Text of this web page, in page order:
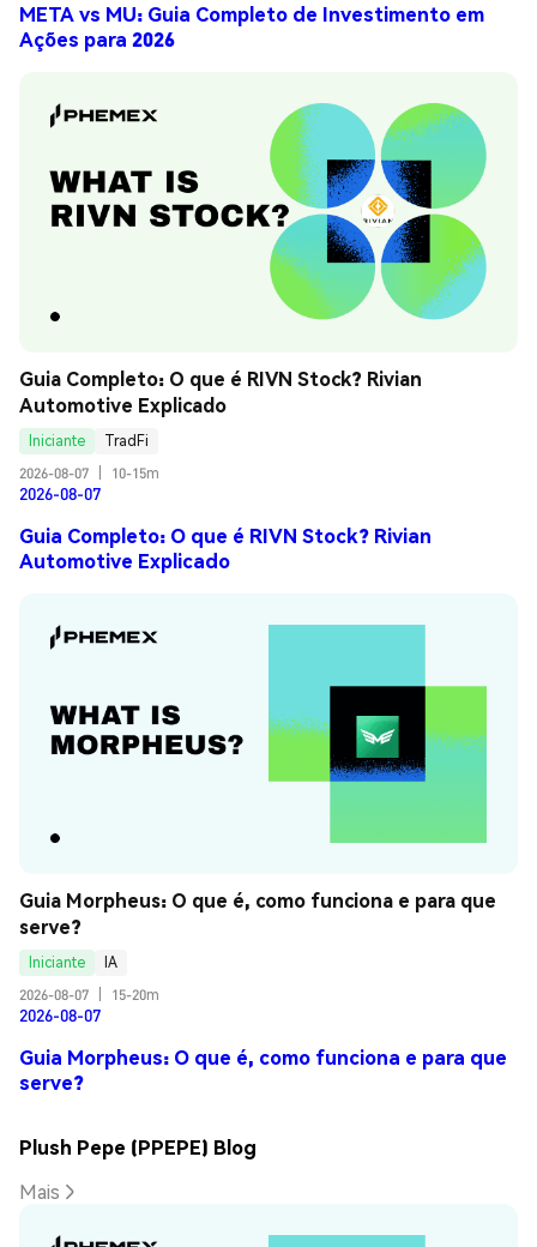
META vs MU: Guia Completo de Investimento em
Ações para 2026
Guia Completo: O que é RIVN Stock? Rivian
Automotive Explicado
Iniciante
TradFi
2026-08-07
10-15m
2026-08-07
Guia Completo: O que é RIVN Stock? Rivian
Automotive Explicado
Guia Morpheus: O que é, como funciona e para que
serve?
Iniciante
IA
2026-08-07
15-20m
2026-08-07
Guia Morpheus: O que é, como funciona e para que
serve?
Plush Pepe (PPEPE) Blog
Mais